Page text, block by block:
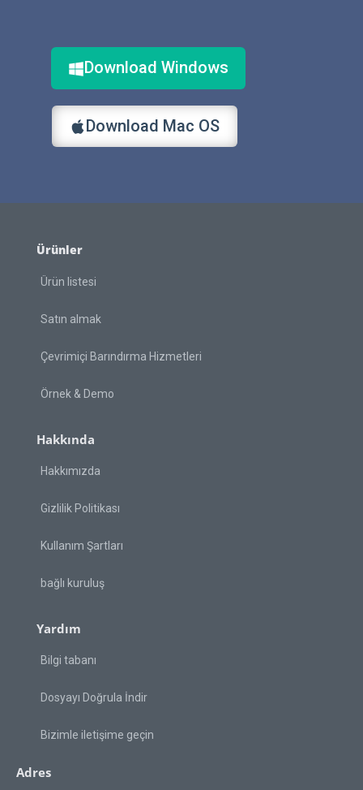
Download Windows
Download Mac OS
Ürünler
Ürün listesi
Satın almak
Çevrimiçi Barındırma Hizmetleri
Örnek & Demo
Hakkında
Hakkımızda
Gizlilik Politikası
Kullanım Şartları
bağlı kuruluş
Yardım
Bilgi tabanı
Dosyayı Doğrula İndir
Bizimle iletişime geçin
Adres